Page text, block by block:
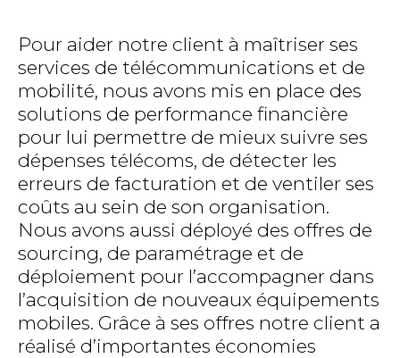
Pour aider notre client à maîtriser ses
services de télécommunications et de
mobilité, nous avons mis en place des
solutions de performance financière
pour lui permettre de mieux suivre ses
dépenses télécoms, de détecter les
erreurs de facturation et de ventiler ses
coûts au sein de son organisation.
Nous avons aussi déployé des offres de
sourcing, de paramétrage et de
déploiement pour l’accompagner dans
l’acquisition de nouveaux équipements
mobiles. Grâce à ses offres notre client a
réalisé d’importantes économies